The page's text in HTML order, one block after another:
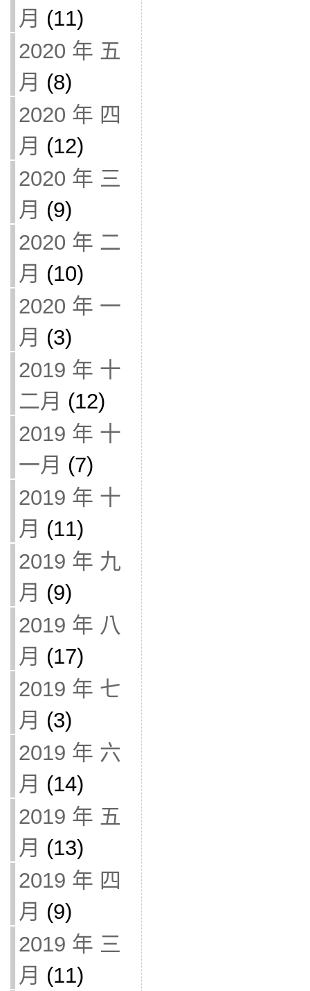
月 (11)
2020 年 五
月 (8)
2020 年 四
月 (12)
2020 年 三
月 (9)
2020 年 二
月 (10)
2020 年 一
月 (3)
2019 年 十
二月 (12)
2019 年 十
一月 (7)
2019 年 十
月 (11)
2019 年 九
月 (9)
2019 年 八
月 (17)
2019 年 七
月 (3)
2019 年 六
月 (14)
2019 年 五
月 (13)
2019 年 四
月 (9)
2019 年 三
月 (11)